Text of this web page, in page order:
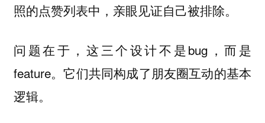
照的点赞列表中，亲眼见证自己被排除。
问题在于，这三个设计不是bug，而是
feature。它们共同构成了朋友圈互动的基本
逻辑。